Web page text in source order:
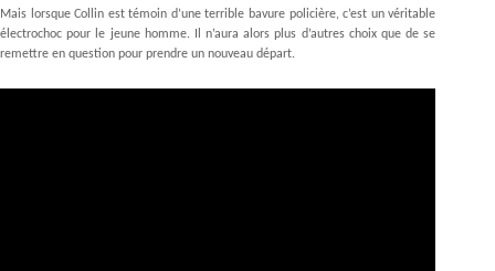
Mais lorsque Collin est témoin d’une terrible bavure policière, c’est un véritable
électrochoc pour le jeune homme. Il n’aura alors plus d’autres choix que de se
remettre en question pour prendre un nouveau départ.